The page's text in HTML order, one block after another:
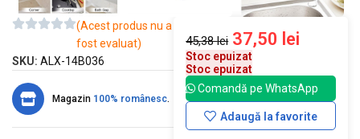
(Acest produs nu a
fost evaluat)
SKU: ALX-14B036
Magazin 100% românesc.
45,38lei 37,50 lei
Stoc epuizat
Stoc epuizat
Comandă pe WhatsApp
Adaugă la favorite